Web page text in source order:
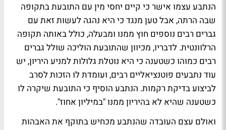
הנתבע עצמו אישר כי קיים יחסי מין עם התובעת בתקופה
שבה הרתה, אבל טען מנגד כי היא נהגה לעשות זאת עם
גברים רבים נוספים חוץ ממנו ומבעלה, כולל באותה תקופה
הרלוונטית. לדבריו, מכיוון שהתובעת הוליכה שולל גברים
רבים כמוהו כשטענה כי היא נוטלת גלולות למניע היריון, יש
עוד נתבעים פוטנציאליים רבים, ועומדת לו הזכות לסרב
לביצוע בדיקת רקמות. הנתבע הוסיף כי התובעת שיקרה לו
כשטענה שהיא לא בהיריון ממנו "במיליון אחוז".
ואולם עצם העובדה שהנתבע מכחיש בתוקף את האבהות